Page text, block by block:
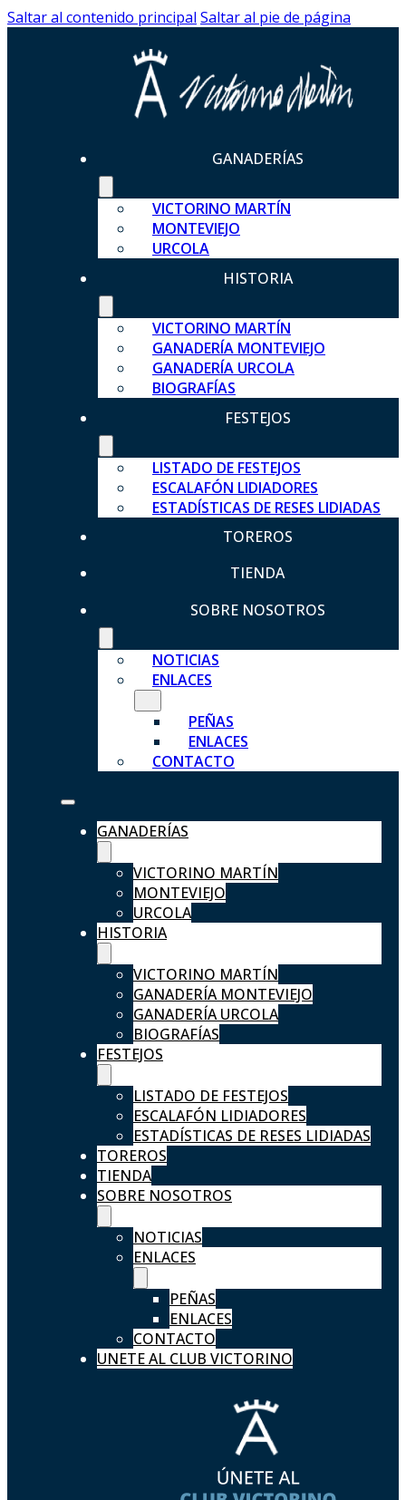
Saltar al contenido principal Saltar al pie de página
GANADERÍAS
VICTORINO MARTÍN
MONTEVIEJO
URCOLA
HISTORIA
VICTORINO MARTÍN
GANADERÍA MONTEVIEJO
GANADERÍA URCOLA
BIOGRAFÍAS
FESTEJOS
LISTADO DE FESTEJOS
ESCALAFÓN LIDIADORES
ESTADÍSTICAS DE RESES LIDIADAS
TOREROS
TIENDA
SOBRE NOSOTROS
NOTICIAS
ENLACES
PEÑAS
ENLACES
CONTACTO
GANADERÍAS
VICTORINO MARTÍN
MONTEVIEJO
URCOLA
HISTORIA
VICTORINO MARTÍN
GANADERÍA MONTEVIEJO
GANADERÍA URCOLA
BIOGRAFÍAS
FESTEJOS
LISTADO DE FESTEJOS
ESCALAFÓN LIDIADORES
ESTADÍSTICAS DE RESES LIDIADAS
TOREROS
TIENDA
SOBRE NOSOTROS
NOTICIAS
ENLACES
PEÑAS
ENLACES
CONTACTO
UNETE AL CLUB VICTORINO